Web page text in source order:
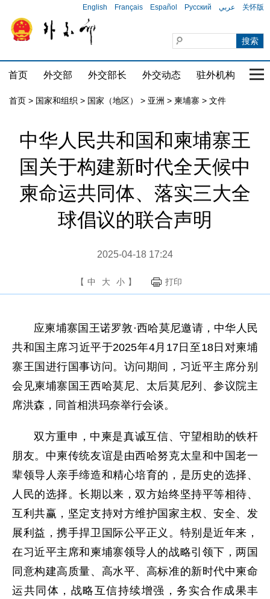
English Français Español Русский عربي 关怀版
首页 外交部 外交部长 外交动态 驻外机构 国
首页 > 国家和组织 > 国家（地区） > 亚洲 > 柬埔寨 > 文件
中华人民共和国和柬埔寨王
国关于构建新时代全天候中
柬命运共同体、落实三大全
球倡议的联合声明
2025-04-18 17:24
【 中 大 小 】 打印
应柬埔寨国王诺罗敦·西哈莫尼邀请，中华人民
共和国主席习近平于2025年4月17日至18日对柬埔
寨王国进行国事访问。访问期间，习近平主席分别
会见柬埔寨国王西哈莫尼、太后莫尼列、参议院主
席洪森，同首相洪玛奈举行会谈。
双方重申，中柬是真诚互信、守望相助的铁杆
朋友。中柬传统友谊是由西哈努克太皇和中国老一
辈领导人亲手缔造和精心培育的，是历史的选择、
人民的选择。长期以来，双方始终坚持平等相待、
互利共赢，坚定支持对方维护国家主权、安全、发
展利益，携手捍卫国际公平正义。特别是近年来，
在习近平主席和柬埔寨领导人的战略引领下，两国
同意构建高质量、高水平、高标准的新时代中柬命
运共同体，战略互信持续增强，务实合作成果丰